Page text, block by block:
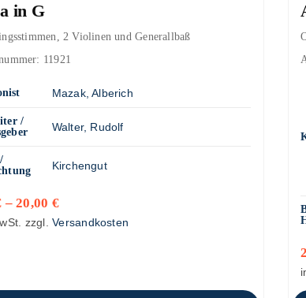
in G
2 Violinen und Generallbaß
11921
Mazak, Alberich
/
Walter, Rudolf
Kirchengut
–20,00 €
zzgl.Versandkosten